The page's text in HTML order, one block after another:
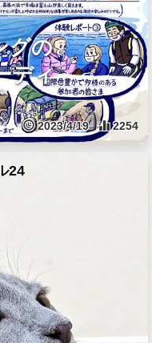
グの
ディ
2023/4/19 2254
24